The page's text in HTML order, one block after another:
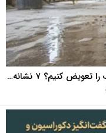
در بازسازی خانه، چه زمانی باید لوله فاضلاب را تعویض کنیم؟ ۷ نشانه‌ای که نباید نادیده بگیرید